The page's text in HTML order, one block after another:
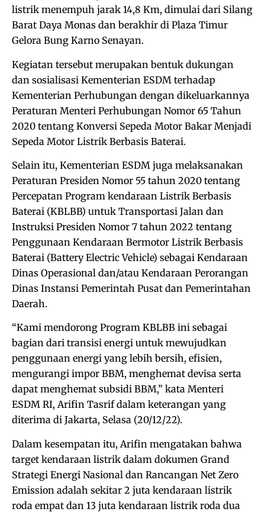
listrik menempuh jarak 14,8 Km, dimulai dari Silang
Barat Daya Monas dan berakhir di Plaza Timur
Gelora Bung Karno Senayan.
Kegiatan tersebut merupakan bentuk dukungan
dan sosialisasi Kementerian ESDM terhadap
Kementerian Perhubungan dengan dikeluarkannya
Peraturan Menteri Perhubungan Nomor 65 Tahun
2020 tentang Konversi Sepeda Motor Bakar Menjadi
Sepeda Motor Listrik Berbasis Baterai.
Selain itu, Kementerian ESDM juga melaksanakan
Peraturan Presiden Nomor 55 tahun 2020 tentang
Percepatan Program kendaraan Listrik Berbasis
Baterai (KBLBB) untuk Transportasi Jalan dan
Instruksi Presiden Nomor 7 tahun 2022 tentang
Penggunaan Kendaraan Bermotor Listrik Berbasis
Baterai (Battery Electric Vehicle) sebagai Kendaraan
Dinas Operasional dan/atau Kendaraan Perorangan
Dinas Instansi Pemerintah Pusat dan Pemerintahan
Daerah.
“Kami mendorong Program KBLBB ini sebagai
bagian dari transisi energi untuk mewujudkan
penggunaan energi yang lebih bersih, efisien,
mengurangi impor BBM, menghemat devisa serta
dapat menghemat subsidi BBM,” kata Menteri
ESDM RI, Arifin Tasrif dalam keterangan yang
diterima di Jakarta, Selasa (20/12/22).
Dalam kesempatan itu, Arifin mengatakan bahwa
target kendaraan listrik dalam dokumen Grand
Strategi Energi Nasional dan Rancangan Net Zero
Emission adalah sekitar 2 juta kendaraan listrik
roda empat dan 13 juta kendaraan listrik roda dua